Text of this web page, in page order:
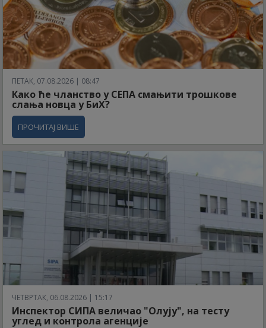
ПЕТАК, 07.08.2026 | 08:47
Како ће чланство у СЕПА смањити трошкове
слања новца у БиХ?
ПРОЧИТАЈ ВИШЕ
ЧЕТВРТАК, 06.08.2026 | 15:17
Инспектор СИПА величао "Олују", на тесту
углед и контрола агенције